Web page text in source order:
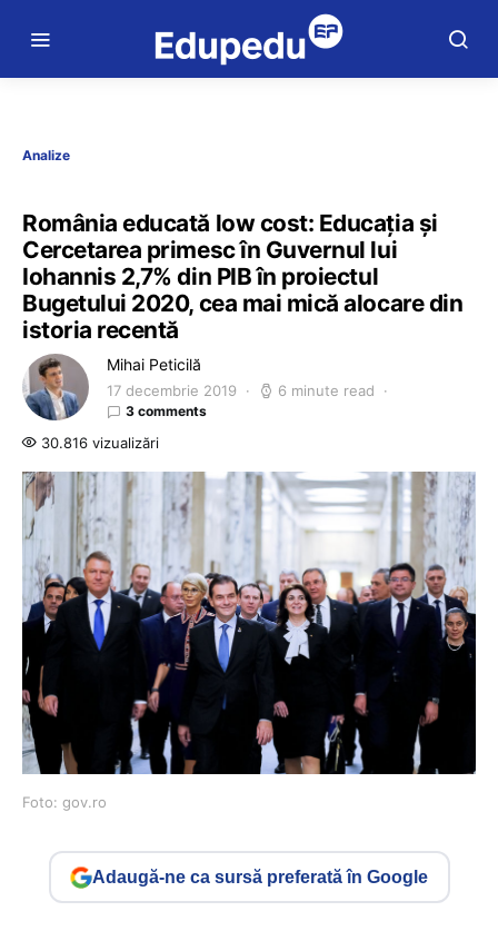
Analize
România educată low cost: Educația și
Cercetarea primesc în Guvernul lui
Iohannis 2,7% din PIB în proiectul
Bugetului 2020, cea mai mică alocare din
istoria recentă
Mihai Peticilă
17 decembrie 2019 6 minute read
3 comments
30.816 vizualizări
Foto: gov.ro
Adaugă-ne ca sursă preferată în Google